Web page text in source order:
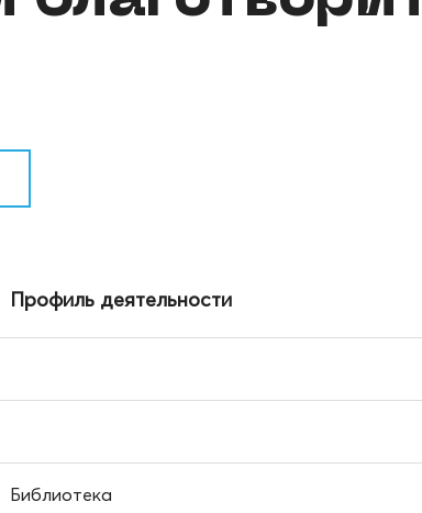
Профиль деятельности
Библиотека